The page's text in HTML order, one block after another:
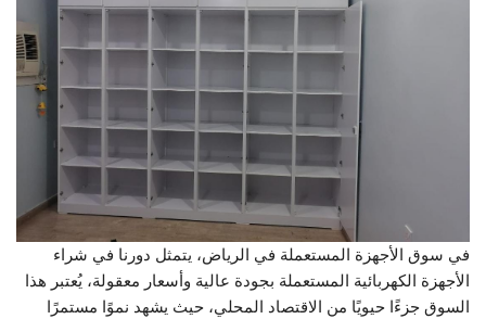
في سوق الأجهزة المستعملة في الرياض، يتمثل دورنا في شراء
الأجهزة الكهربائية المستعملة بجودة عالية وأسعار معقولة، يُعتبر هذا
السوق جزءًا حيويًا من الاقتصاد المحلي، حيث يشهد نموًا مستمرًا